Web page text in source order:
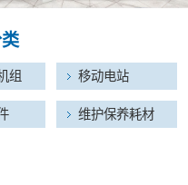
组 移动电站
维护保养耗材